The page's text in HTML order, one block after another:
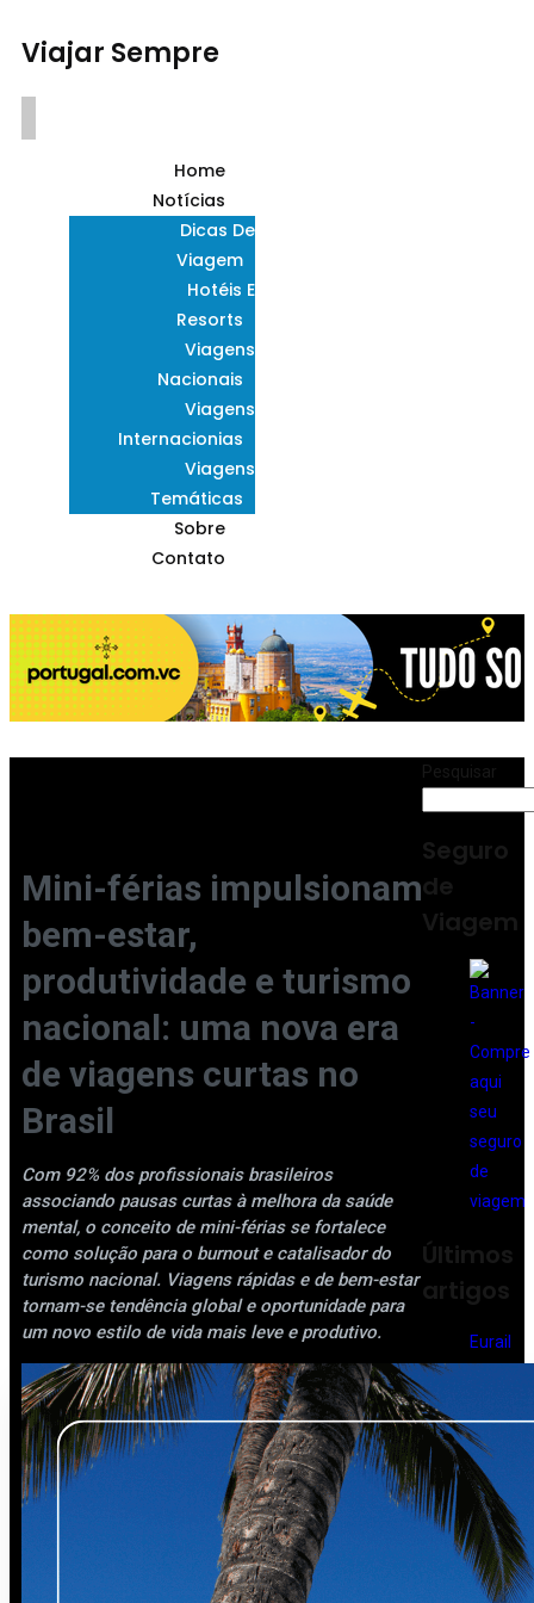
Viajar Sempre
Home
Notícias
Dicas De
Viagem
Hotéis E
Resorts
Viagens
Nacionais
Viagens
Internacionias
Viagens
Temáticas
Sobre
Contato
Mini-férias impulsionam
bem-estar,
produtividade e turismo
nacional: uma nova era
de viagens curtas no
Brasil
Com 92% dos profissionais brasileiros
associando pausas curtas à melhora da saúde
mental, o conceito de mini-férias se fortalece
como solução para o burnout e catalisador do
turismo nacional. Viagens rápidas e de bem-estar
tornam-se tendência global e oportunidade para
um novo estilo de vida mais leve e produtivo.
Pesquisar
Seguro
de
Viagem
Últimos
artigos
Eurail
quand
o vale
a pena
compr
ar o
passe